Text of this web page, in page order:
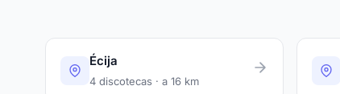
Écija
4 discotecas · a 16 km